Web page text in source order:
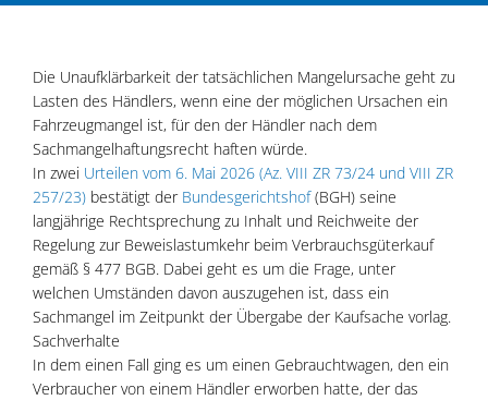
Die Unaufklärbarkeit der tatsächlichen Mangelursache geht zu
Lasten des Händlers, wenn eine der möglichen Ursachen ein
Fahrzeugmangel ist, für den der Händler nach dem
Sachmangelhaftungsrecht haften würde.
In zwei Urteilen vom 6. Mai 2026 (Az. VIII ZR 73/24 und VIII ZR
257/23) bestätigt der Bundesgerichtshof(BGH) seine
langjährige Rechtsprechung zu Inhalt und Reichweite der
Regelung zur Beweislastumkehr beim Verbrauchsgüterkauf
gemäß § 477 BGB. Dabei geht es um die Frage, unter
welchen Umständen davon auszugehen ist, dass ein
Sachmangel im Zeitpunkt der Übergabe der Kaufsache vorlag.
Sachverhalte
In dem einen Fall ging es um einen Gebrauchtwagen, den ein
Verbraucher von einem Händler erworben hatte, der das